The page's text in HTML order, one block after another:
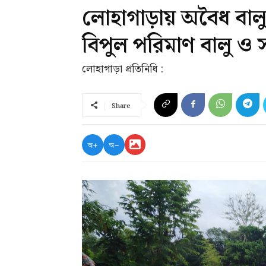
লোহাগাড়ায় অবৈধ
বিপুল পরিমাণ বালু ও
লোহাগাড়া প্রতিনিধি :
Share
অ+ অ−